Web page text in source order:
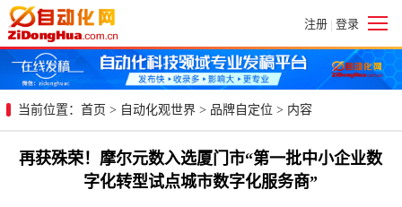
注册 | 登录
当前位置： 首页 > 自动化观世界 > 品牌自定位 > 内容
再获殊荣！摩尔元数入选厦门市“第一批中小企业数
字化转型试点城市数字化服务商”